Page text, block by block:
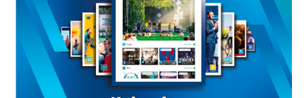
promocji idei uczenia się przez
całe życie.